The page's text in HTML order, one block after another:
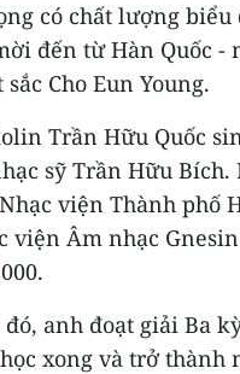
có chất lượng biểu
đến từ Hàn Quốc -
Cho Eun Young.
Trần Hữu Quốc
sỹ Trần Hữu Bích.
viện Thành phố
viện Âm nhạc
đó, anh đoạt giải Ba
xong và trở thành